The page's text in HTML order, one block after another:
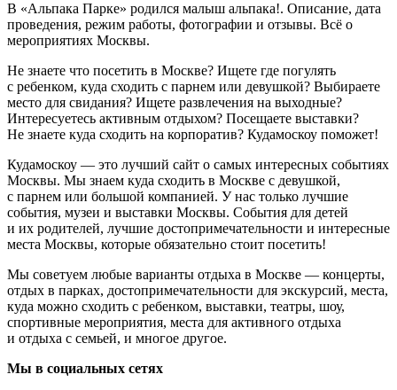
В «Альпака Парке» родился малыш альпака!. Описание, дата
проведения, режим работы, фотографии и отзывы. Всё о
мероприятиях Москвы.
Не знаете что посетить в Москве? Ищете где погулять
с ребенком, куда сходить с парнем или девушкой? Выбираете
место для свидания? Ищете развлечения на выходные?
Интересуетесь активным отдыхом? Посещаете выставки?
Не знаете куда сходить на корпоратив? Кудамоскоу поможет!
Кудамоскоу — это лучший сайт о самых интересных событиях
Москвы. Мы знаем куда сходить в Москве с девушкой,
с парнем или большой компанией. У нас только лучшие
события, музеи и выставки Москвы. События для детей
и их родителей, лучшие достопримечательности и интересные
места Москвы, которые обязательно стоит посетить!
Мы советуем любые варианты отдыха в Москве — концерты,
отдых в парках, достопримечательности для экскурсий, места,
куда можно сходить с ребенком, выставки, театры, шоу,
спортивные мероприятия, места для активного отдыха
и отдыха с семьей, и многое другое.
Мы в социальных сетях